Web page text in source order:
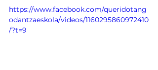
https://www.facebook.com/queridotang
odantzaeskola/videos/1160295860972410
/?t=9